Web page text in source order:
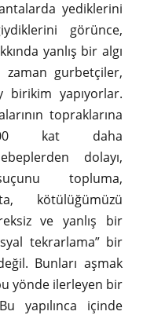
yediklerini
görünce,
yanlış bir algı
zaman gurbetçiler,
yapıyorlar.
topraklarına
100 kat daha
dolayı,
topluma,
kötülüğümüzü
ve yanlış bir
tekrarlama” bir
Bunları aşmak
yönde ilerleyen bir
yapılınca içinde